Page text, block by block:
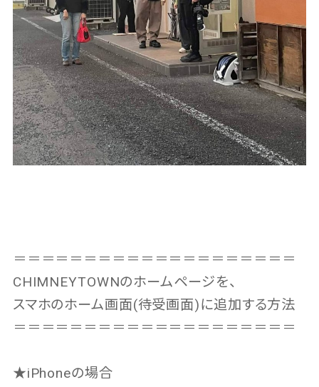
＝＝＝＝＝＝＝＝＝＝＝＝＝＝＝＝＝＝＝＝
CHIMNEYTOWNのホームページを、
スマホのホーム画面(待受画面)に追加する方法
＝＝＝＝＝＝＝＝＝＝＝＝＝＝＝＝＝＝＝＝
★iPhoneの場合